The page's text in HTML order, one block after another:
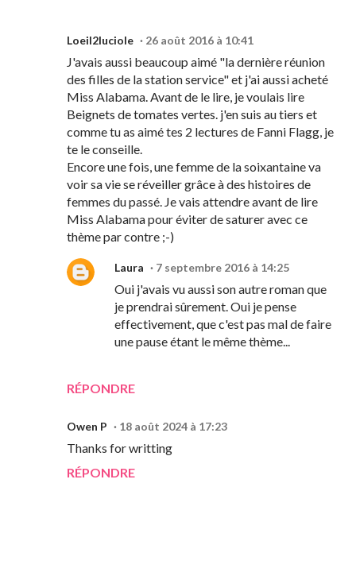
Loeil2luciole 26 août 2016 à 10:41
J'avais aussi beaucoup aimé "la dernière réunion
des filles de la station service" et j'ai aussi acheté
Miss Alabama. Avant de le lire, je voulais lire
Beignets de tomates vertes. j'en suis au tiers et
comme tu as aimé tes 2 lectures de Fanni Flagg, je
te le conseille.
Encore une fois, une femme de la soixantaine va
voir sa vie se réveiller grâce à des histoires de
femmes du passé. Je vais attendre avant de lire
Miss Alabama pour éviter de saturer avec ce
thème par contre ;-)
RÉPONDRE
Laura 7 septembre 2016 à 14:25
Oui j'avais vu aussi son autre roman que
je prendrai sûrement. Oui je pense
effectivement, que c'est pas mal de faire
une pause étant le même thème...
Owen P 18 août 2024 à 17:23
Thanks for writting
RÉPONDRE